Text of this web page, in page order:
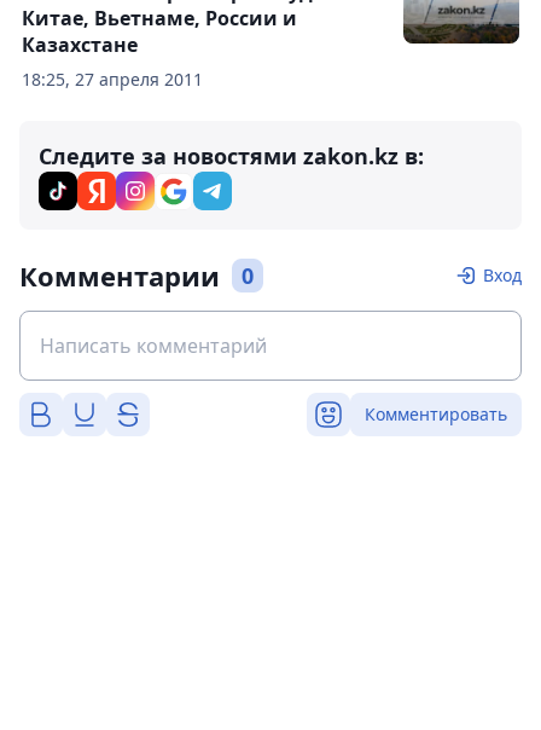
18:25, 27 апреля 2011
Китае, Вьетнаме, России и
Казахстане
Следите за новостями zakon.kz в:
Комментарии 0 Вход
Комментировать